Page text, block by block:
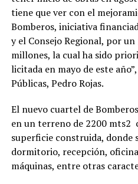
tiene que ver con el
Bomberos, iniciativa
y el Consejo Regional, por
millones, la cual ha sido
licitada en mayo de este
Públicas, Pedro Rojas.
El nuevo cuartel de
en un terreno de 2200 mts2
superficie construida, donde
dormitorio, recepción,
máquinas, entre otras